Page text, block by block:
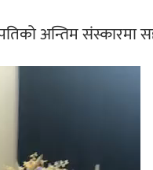
अन्तिम संस्कारमा